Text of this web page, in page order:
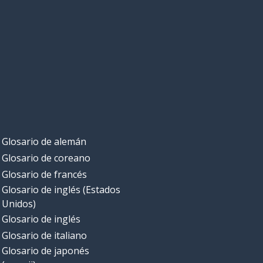
Glosario de alemán
Glosario de coreano
Glosario de francés
Glosario de inglés (Estados
Unidos)
Glosario de inglés
Glosario de italiano
Glosario de japonés